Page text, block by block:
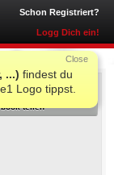
Schon Registriert?
Logg Dich ein!
...) findest du
Logo tippst.
Close
AUCH DORT
teilen